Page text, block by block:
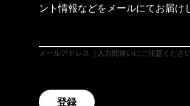
ント情報などをメールにてお届け
メールアドレス（入力間違いにご注意ください
登録